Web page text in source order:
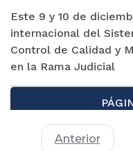
Este 9 y 10 de
internacional del
Control de Calidad y
en la Rama Judicial
Anterior